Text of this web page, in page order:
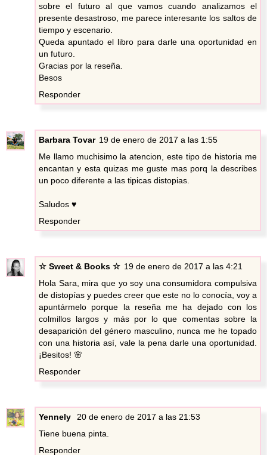
sobre el futuro al que vamos cuando analizamos el
presente desastroso, me parece interesante los saltos de
tiempo y escenario.
Queda apuntado el libro para darle una oportunidad en
un futuro.
Gracias por la reseña.
Besos
Responder
Barbara Tovar 19 de enero de 2017 a las 1:55
Me llamo muchisimo la atencion, este tipo de historia me
encantan y esta quizas me guste mas porq la describes
un poco diferente a las tipicas distopias.
Saludos ♥
Responder
☆ Sweet & Books ☆ 19 de enero de 2017 a las 4:21
Hola Sara, mira que yo soy una consumidora compulsiva
de distopías y puedes creer que este no lo conocía, voy a
apuntármelo porque la reseña me ha dejado con los
colmillos largos y más por lo que comentas sobre la
desaparición del género masculino, nunca me he topado
con una historia así, vale la pena darle una oportunidad.
¡Besitos! 🌸
Responder
Yennely
20 de enero de 2017 a las 21:53
Tiene buena pinta.
Responder